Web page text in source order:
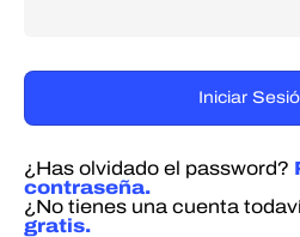
¿Has olvidado el password?
contraseña.
¿No tienes una cuenta
gratis.